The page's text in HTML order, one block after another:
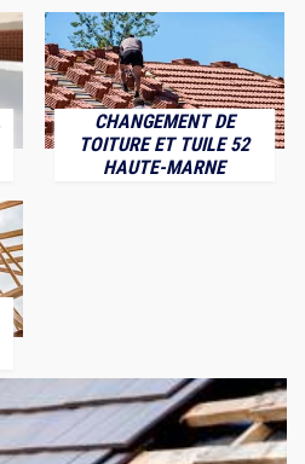
CHANGEMENT DE
TOITURE ET TUILE 52
HAUTE-MARNE